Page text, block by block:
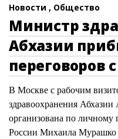
Новости , Общество
Министр
Абхазии
переговоров
В Москве с рабочим
здравоохранения
организована по
России Михаила Мурашко